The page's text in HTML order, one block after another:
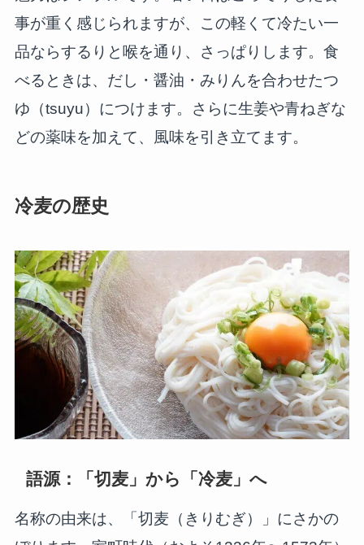
事が重く感じられますが、この軽くて冷たい一
品ならするりと喉を通り、さっぱりします。食
べるときは、だし・醤油・みりんを合わせたつ
ゆ（tsuyu）につけます。さらに生姜や青ねぎな
どの薬味を加えて、風味を引き立てます。
冷麦の歴史
語源：「切麦」から「冷麦」へ
名称の由来は、「切麦（きりむぎ）」にさかの